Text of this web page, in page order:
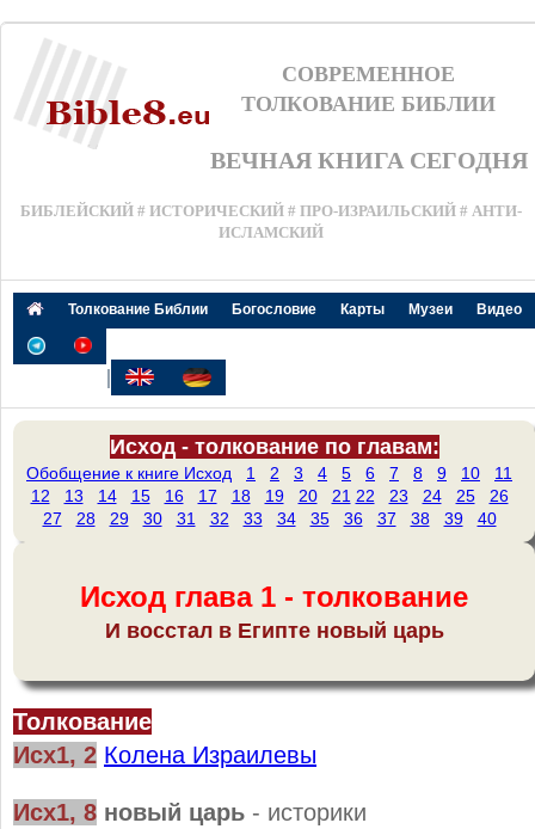
СОВРЕМЕННОЕ
ТОЛКОВАНИЕ БИБЛИИ
ВЕЧНАЯ КНИГА СЕГОДНЯ
БИБЛЕЙСКИЙ # ИСТОРИЧЕСКИЙ # ПРО-ИЗРАИЛЬСКИЙ # АНТИ-
ИСЛАМСКИЙ
Толкование Библии Богословие Карты Музеи Видео
|
Исход - толкование по главам:
Обобщение к книге Исход 1 2 3 4 5 6 7 8 9 10
11
12
13 14 15 16 17 18 19 20 21 22 23 24 25
26
27
28 29 30 31 32 33 34 35 36 37 38 39 40
Исход глава 1 - толкование
И восстал в Египте новый царь
Толкование
Исх1, 2 Колена Израилевы
Исх1, 8 новый царь - историки